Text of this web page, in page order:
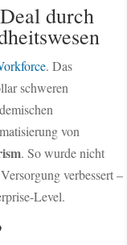
durch
. Das
schweren
von
. So wurde nicht
verbessert –
Level.